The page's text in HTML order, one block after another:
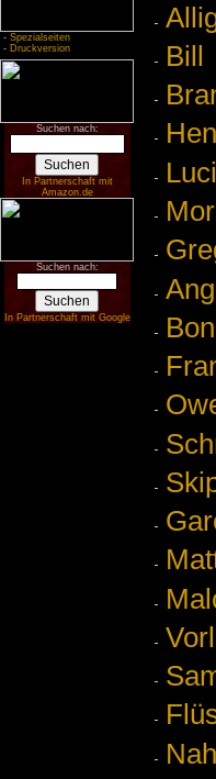
- Spezialseiten
- Druckversion
Suchen nach:
In Partnerschaft mit
Amazon.de
Suchen nach:
In Partnerschaft mit Google
Bill